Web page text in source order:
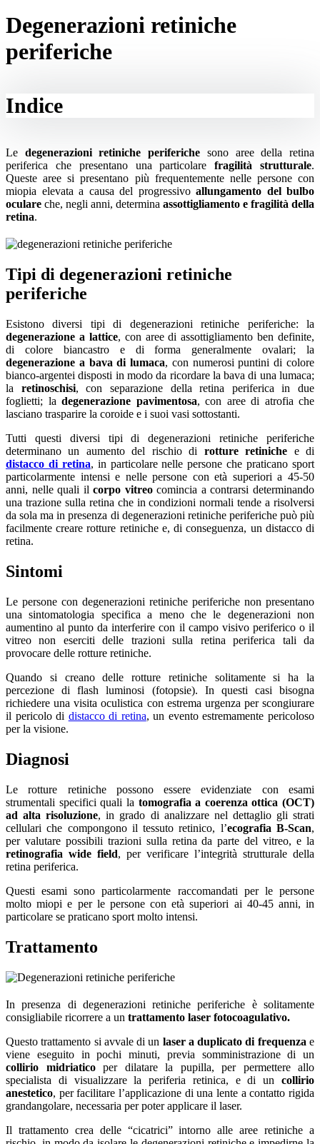
Degenerazioni retiniche
periferiche
Indice
Le degenerazioni retiniche periferiche sono aree della retina
periferica che presentano una particolarefragilità strutturale.
Queste aree si presentano più frequentemente nelle persone con
miopia elevata a causa del progressivo allungamento del bulbo
oculare che, negli anni, determina assottigliamento e fragilità della
retina.
Tipi di degenerazioni retiniche
periferiche
Esistono diversi tipi di degenerazioni retiniche periferiche: la
degenerazione a lattice, con aree di assottigliamento ben definite,
di colore biancastro e di forma generalmente ovalari; la
degenerazione a bava di lumaca, con numerosi puntini di colore
bianco-argentei disposti in modo da ricordare la bava di una lumaca;
la retinoschisi, con separazione della retina periferica in due
foglietti; la degenerazione pavimentosa, con aree di atrofia che
lasciano trasparire la coroide e i suoi vasi sottostanti.
Tutti questi diversi tipi di degenerazioni retiniche periferiche
determinano un aumento del rischio di rotture retiniche e di
distacco di retina, in particolare nelle persone che praticano sport
particolarmente intensi e nelle persone con età superiori a 45-50
anni, nelle quali ilcorpo vitreocomincia a contrarsi determinando
una trazione sulla retina che in condizioni normali tende a risolversi
da sola ma in presenza di degenerazioni retiniche periferiche può più
facilmente creare rotture retiniche e, di conseguenza, un distacco di
retina.
Sintomi
Le persone con degenerazioni retiniche periferiche non presentano
una sintomatologia specifica a meno che le degenerazioni non
aumentino al punto da interferire con il campo visivo periferico o il
vitreo non eserciti delle trazioni sulla retina periferica tali da
provocare delle rotture retiniche.
Quando si creano delle rotture retiniche solitamente si ha la
percezione di flash luminosi (fotopsie). In questi casi bisogna
richiedere una visita oculistica con estrema urgenza per scongiurare
il pericolo di distacco di retina, un evento estremamente pericoloso
per la visione.
Diagnosi
Le rotture retiniche possono essere evidenziate con esami
strumentali specifici quali la tomografia a coerenza ottica (OCT)
ad alta risoluzione, in grado di analizzare nel dettaglio gli strati
cellulari che compongono il tessuto retinico, l’ecografia B-Scan,
per valutare possibili trazioni sulla retina da parte del vitreo, e la
retinografia wide field, per verificare l’integrità strutturale della
retina periferica.
Questi esami sono particolarmente raccomandati per le persone
molto miopi e per le persone con età superiori ai 40-45 anni, in
particolare se praticano sport molto intensi.
Trattamento
In presenza di degenerazioni retiniche periferiche è solitamente
consigliabile ricorrere a un trattamento laser fotocoagulativo.
Questo trattamento si avvale di un laser a duplicato di frequenza e
viene eseguito in pochi minuti, previa somministrazione di un
collirio midriaticoper dilatare la pupilla, per permettere allo
specialista di visualizzare la periferia retinica, e di un collirio
anestetico, per facilitare l’applicazione di una lente a contatto rigida
grandangolare, necessaria per poter applicare il laser.
Il trattamento crea delle “cicatrici” intorno alle aree retiniche a